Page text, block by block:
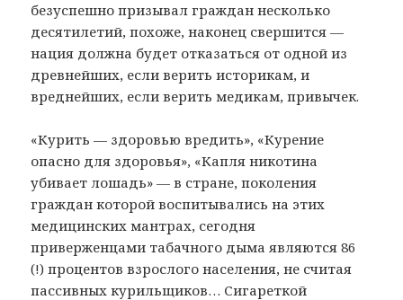
безуспешно призывал граждан несколько
десятилетий, похоже, наконец свершится —
нация должна будет отказаться от одной из
древнейших, если верить историкам, и
вреднейших, если верить медикам, привычек.
«Курить — здоровью вредить», «Курение
опасно для здоровья», «Капля никотина
убивает лошадь» — в стране, поколения
граждан которой воспитывались на этих
медицинских мантрах, сегодня
приверженцами табачного дыма являются 86
(!) процентов взрослого населения, не считая
пассивных курильщиков… Сигареткой